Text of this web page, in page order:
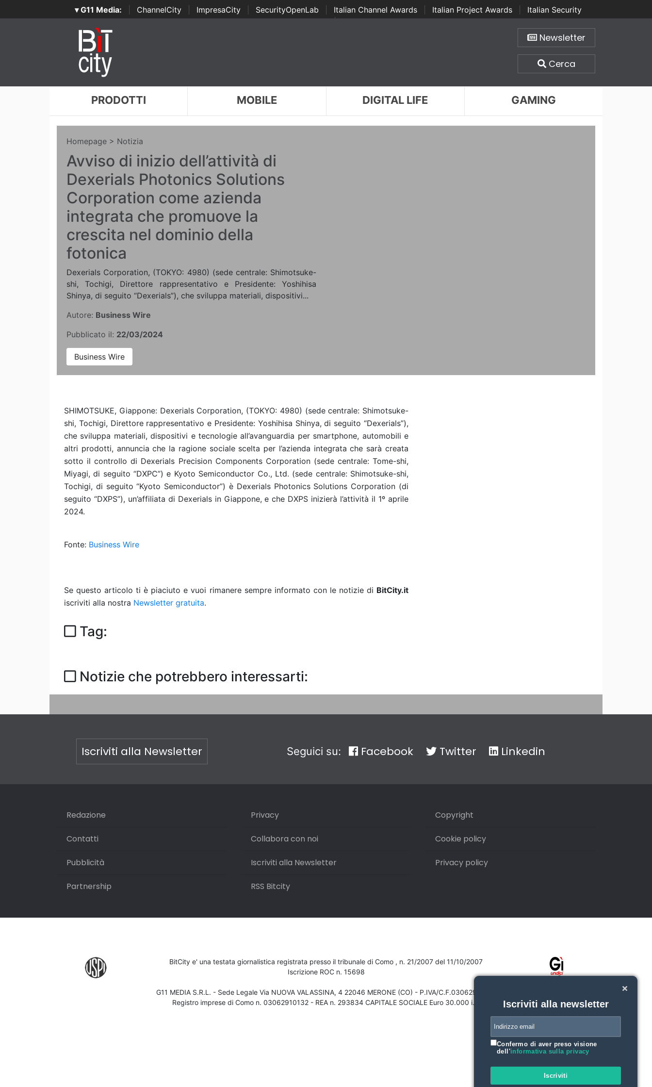
▾ G11 Media: ChannelCity ImpresaCity SecurityOpenLab Italian Channel Awards Italian Project Awards
Italian Security
Awards | ...
Newsletter
Cerca
PRODOTTI MOBILE DIGITAL LIFE GAMING
Homepage > Notizia
Avviso di inizio dell’attività di
Dexerials Photonics Solutions
Corporation come azienda
integrata che promuove la
crescita nel dominio della
fotonica
Dexerials Corporation, (TOKYO: 4980) (sede centrale: Shimotsuke-
shi, Tochigi, Direttore rappresentativo e Presidente: Yoshihisa
Shinya, di seguito “Dexerials”), che sviluppa materiali, dispositivi...
Autore: Business Wire
Pubblicato il: 22/03/2024
Business Wire
SHIMOTSUKE, Giappone: Dexerials Corporation, (TOKYO: 4980) (sede centrale: Shimotsuke-
shi, Tochigi, Direttore rappresentativo e Presidente: Yoshihisa Shinya, di seguito “Dexerials”),
che sviluppa materiali, dispositivi e tecnologie all’avanguardia per smartphone, automobili e
altri prodotti, annuncia che la ragione sociale scelta per l’azienda integrata che sarà creata
sotto il controllo di Dexerials Precision Components Corporation (sede centrale: Tome-shi,
Miyagi, di seguito “DXPC”) e Kyoto Semiconductor Co., Ltd. (sede centrale: Shimotsuke-shi,
Tochigi, di seguito “Kyoto Semiconductor”) è Dexerials Photonics Solutions Corporation (di
seguito “DXPS”), un’affiliata di Dexerials in Giappone, e che DXPS inizierà l’attività il 1º aprile
2024.
Fonte: Business Wire
Se questo articolo ti è piaciuto e vuoi rimanere sempre informato con le notizie di BitCity.it
iscriviti alla nostra Newsletter gratuita.
Tag:
Notizie che potrebbero interessarti:
Iscriviti alla Newsletter Seguici su: Facebook Twitter Linkedin
Redazione
Contatti
Pubblicità
Partnership
Privacy
Collabora con noi
Iscriviti alla Newsletter
RSS Bitcity
Copyright
Cookie policy
Privacy policy
BitCity e' una testata giornalistica registrata presso il tribunale di Como , n. 21/2007 del 11/10/2007
Iscrizione ROC n. 15698
G11 MEDIA S.R.L. - Sede Legale Via NUOVA VALASSINA, 4 22046 MERONE (CO) - P.IVA/C.F.03062910132
Registro imprese di Como n. 03062910132 - REA n. 293834 CAPITALE SOCIALE Euro 30.000 i.v.
Iscriviti alla newsletter
Confermo di aver preso visione
dell'informativa sulla privacy
Iscriviti